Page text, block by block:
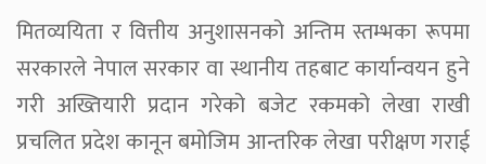
मितव्ययिता र वित्तीय अनुशासनको अन्तिम स्तम्भका रूपमा
सरकारले नेपाल सरकार वा स्थानीय तहबाट कार्यान्वयन हुने
गरी अख्तियारी प्रदान गरेको बजेट रकमको लेखा राखी
प्रचलित प्रदेश कानून बमोजिम आन्तरिक लेखा परीक्षण गराई